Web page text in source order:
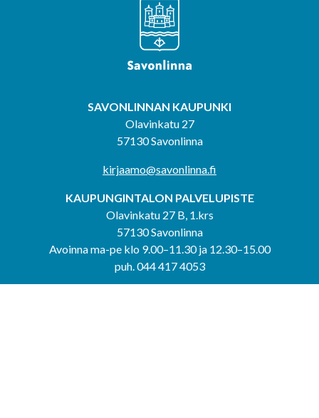
SAVONLINNAN KAUPUNKI
Olavinkatu 27
57130 Savonlinna
kirjaamo@savonlinna.fi
KAUPUNGINTALON PALVELUPISTE
Olavinkatu 27 B, 1.krs
57130 Savonlinna
Avoinna ma-pe klo 9.00–11.30 ja 12.30–15.00
puh. 044 417 4053